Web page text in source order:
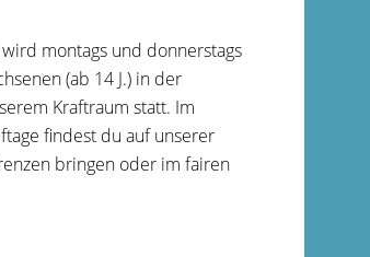
montags und donnerstags
(ab 14 J.) in der
Kraftraum statt. Im
findest du auf unserer
bringen oder im fairen